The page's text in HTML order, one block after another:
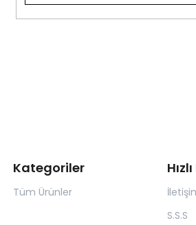
Kategoriler
Tüm Ürünler
S.S.S